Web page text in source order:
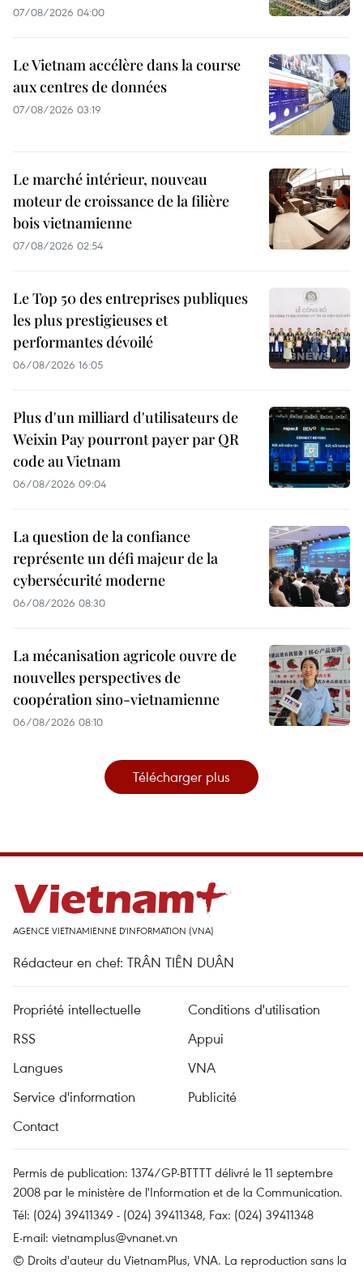
07/08/2026 04:00
Le Vietnam accélère dans la course
aux centres de données
07/08/2026 03:19
Le marché intérieur, nouveau
moteur de croissance de la filière
bois vietnamienne
07/08/2026 02:54
Le Top 50 des entreprises publiques
les plus prestigieuses et
performantes dévoilé
06/08/2026 16:05
Plus d'un milliard d'utilisateurs de
Weixin Pay pourront payer par QR
code au Vietnam
06/08/2026 09:04
La question de la confiance
représente un défi majeur de la
cybersécurité moderne
06/08/2026 08:30
La mécanisation agricole ouvre de
nouvelles perspectives de
coopération sino-vietnamienne
06/08/2026 08:10
Télécharger plus
AGENCE VIETNAMIENNE D'INFORMATION (VNA)
Rédacteur en chef: TRÂN TIÊN DUÂN
Propriété intellectuelle
Conditions d'utilisation
RSS
Appui
Langues
VNA
Service d'information
Publicité
Contact
Permis de publication: 1374/GP-BTTTT délivré le 11 septembre
2008 par le ministère de l'Information et de la Communication.
Tél: (024) 39411349 - (024) 39411348, Fax: (024) 39411348
E-mail: vietnamplus@vnanet.vn
© Droits d'auteur du VietnamPlus, VNA. La reproduction sans la